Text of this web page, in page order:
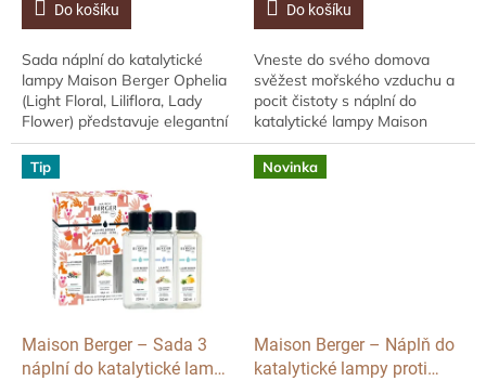
Do košíku
Sada náplní do katalytické
lampy Maison Berger Ophelia
(Light Floral, Liliflora, Lady
Flower) představuje elegantní
triopack květinových vůní pro
každý den. Čistí vzduch,...
Do košíku
Vneste do svého domova
svěžest mořského vzduchu a
pocit čistoty s náplní do
katalytické lampy Maison
Berger Celestial Aqua. Tato
lehká a harmonická vůně
propojuje mořské tóny,...
Tip
Maison Berger – Sada 3
náplní do katalytické lampy
Novinka
Maison Berger – Náplň do
katalytické lampy proti